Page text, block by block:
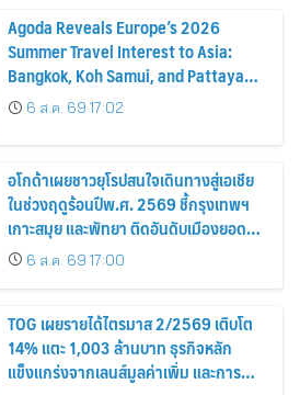
Agoda Reveals Europe’s 2026
Summer Travel Interest to Asia:
Bangkok, Koh Samui, and Pattaya
Among the Top Cities
6 ส.ค. 69 17:02
อโกด้าเผยชาวยุโรปสนใจเดินทางสู่เอเชีย
ในช่วงฤดูร้อนปีพ.ศ. 2569 ชี้กรุงเทพฯ
เกาะสมุย และพัทยา ติดอันดับเมืองยอด
นิยม6 ส.ค. 69 17:00
TOG เผยรายได้ไตรมาส 2/2569 เติบโต
14% แตะ 1,003 ล้านบาท ธุรกิจหลัก
แข็งแกร่งจากเลนส์มูลค่าเพิ่ม และการ